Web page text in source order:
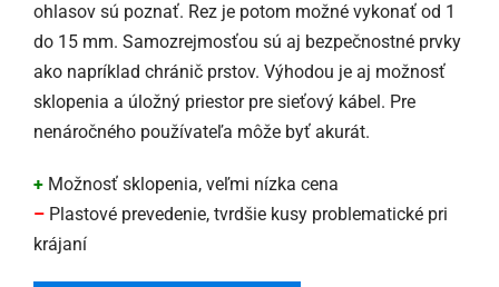
ohlasov sú poznať. Rez je potom možné vykonať od 1
do 15 mm. Samozrejmosťou sú aj bezpečnostné prvky
ako napríklad chránič prstov. Výhodou je aj možnosť
sklopenia a úložný priestor pre sieťový kábel. Pre
nenáročného používateľa môže byť akurát.
+ Možnosť sklopenia, veľmi nízka cena
– Plastové prevedenie, tvrdšie kusy problematické pri
krájaní